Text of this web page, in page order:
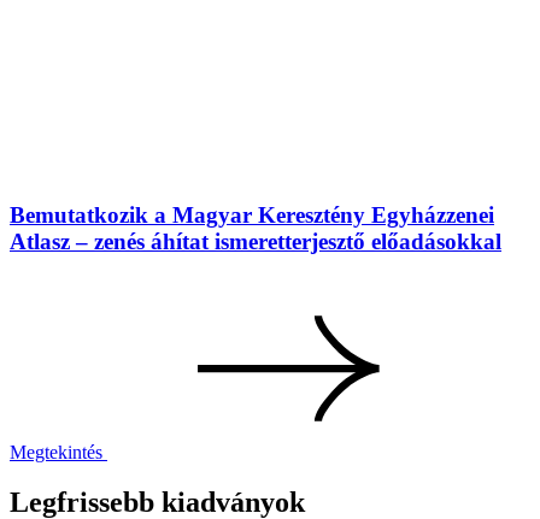
Bemutatkozik a Magyar Keresztény Egyházzenei
Atlasz – zenés áhítat ismeretterjesztő előadásokkal
Megtekintés
Legfrissebb kiadványok